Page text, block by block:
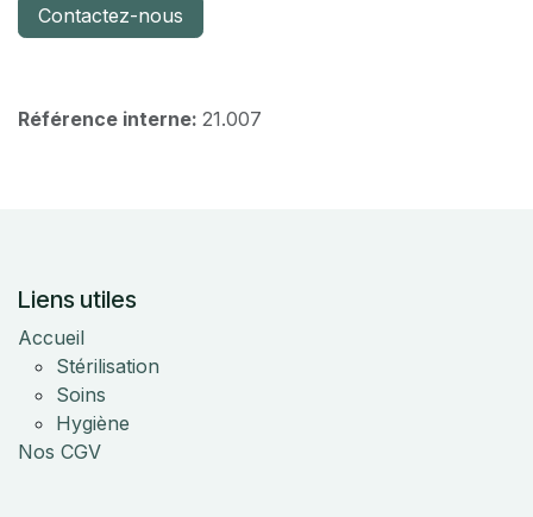
Contactez-nous
Référence interne: 21.007
Liens utiles
Accueil
Stérilisation
Soins
Hygiène
Nos CGV